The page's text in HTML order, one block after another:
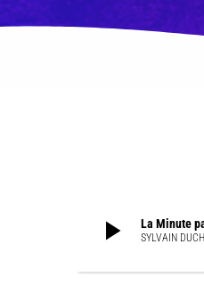
play_arrow La Minute
SYLVAIN